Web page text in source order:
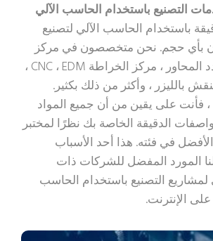
التصنيع باستخدام الحاسب الآلي
باستخدام الحاسب الآلي لتصنيع
بأي حجم. نحن متخصصون في مركز
الطحن CNC متعدد المحاور ، مركز الخراطة CNC ، EDM ،
بالليزر ، وأكثر من ذلك بكثير.
، فأنت على يقين من أن جميع المواد
الدقيقة الخاصة بك نظرًا لمختبر
الأفضل في فئته. هذا أحد الأسباب
المورد المفضل للشركات ذات
لمشاريع التصنيع باستخدام الحاسب
على الإنترنت.